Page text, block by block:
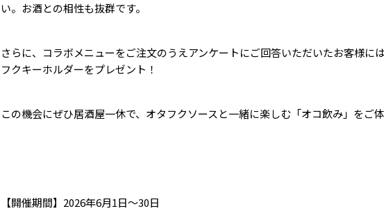
い。お酒との相性も抜群です。
さらに、コラボメニューをご注文のうえアンケートにご回答いただいたお客様に
フクキーホルダーをプレゼント！
この機会にぜひ居酒屋一休で、オタフクソースと一緒に楽しむ「オコ飲み」をご体
【開催期間】2026年6月1日～30日